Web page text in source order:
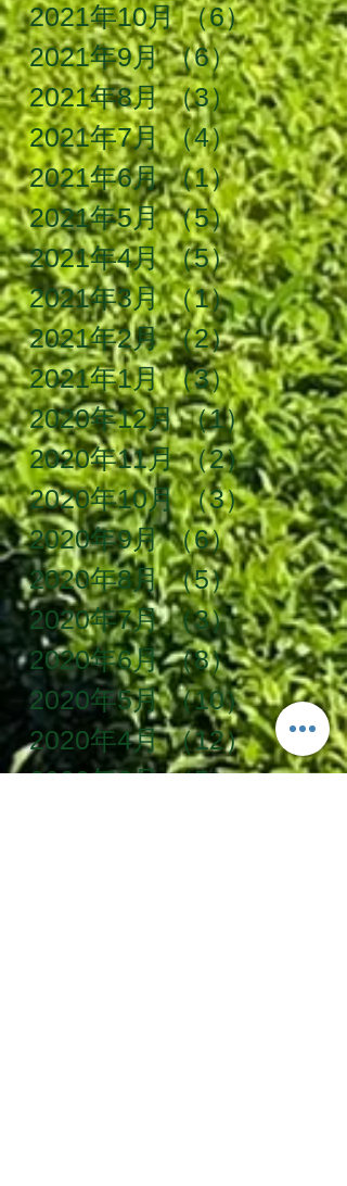
2021年10月 （6）6件の記
2021年9月 （6）6件の記事
2021年8月 （3）3件の記事
2021年7月 （4）4件の記事
2021年6月 （1）1件の記事
2021年5月 （5）5件の記事
2021年4月 （5）5件の記事
2021年3月 （1）1件の記事
2021年2月 （2）2件の記事
2021年1月 （3）3件の記事
2020年12月 （1）1件の記
2020年11月 （2）2件の記
2020年10月 （3）3件の記
2020年9月 （6）6件の記事
2020年8月 （5）5件の記事
2020年7月 （3）3件の記事
2020年6月 （8）8件の記事
2020年5月 （10）10件の
2020年4月 （12）12件の
2020年3月 （5）5件の記事